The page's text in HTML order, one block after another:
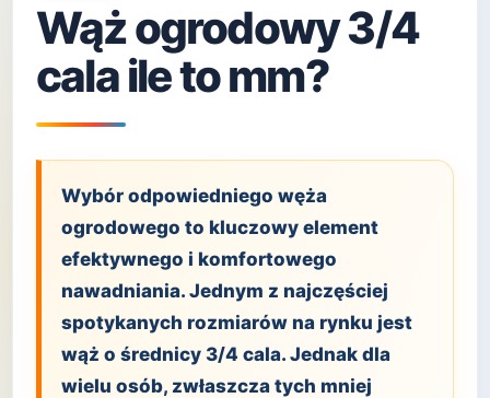
Wąż ogrodowy 3/4
cala ile to mm?
Wybór odpowiedniego węża
ogrodowego to kluczowy element
efektywnego i komfortowego
nawadniania. Jednym z najczęściej
spotykanych rozmiarów na rynku jest
wąż o średnicy 3/4 cala. Jednak dla
wielu osób, zwłaszcza tych mniej